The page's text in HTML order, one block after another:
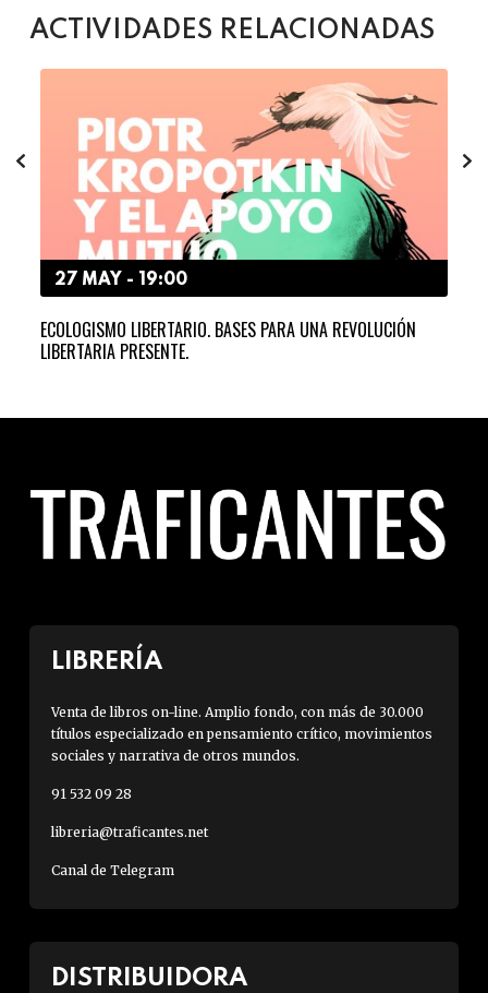
ACTIVIDADES RELACIONADAS
27 MAY - 19:00
ECOLOGISMO LIBERTARIO. BASES PARA UNA REVOLUCIÓN
LIBERTARIA PRESENTE.
LIBRERÍA
Venta de libros on-line. Amplio fondo, con más de 30.000
títulos especializado en pensamiento crítico, movimientos
sociales y narrativa de otros mundos.
91 532 09 28
libreria@traficantes.net
Canal de Telegram
DISTRIBUIDORA